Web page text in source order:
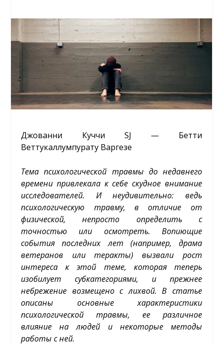
Джованни Куччи SJ — Бетти
Веттукаллумпурату Варгезе
Тема психологической травмы до недавнего
времени привлекала к себе скудное внимание
исследователей. И неудивительно: ведь
психологическую травму, в отличие от
физической, непросто определить с
точностью или осмотреть. Вопиющие
события последних лет (например, драма
ветеранов или теракты) вызвали рост
интереса к этой теме, которая теперь
изобилует субкатегориями, и прежнее
небрежение возмещено с лихвой. В статье
описаны основные характеристики
психологической травмы, ее различное
влияние на людей и некоторые методы
работы с ней.